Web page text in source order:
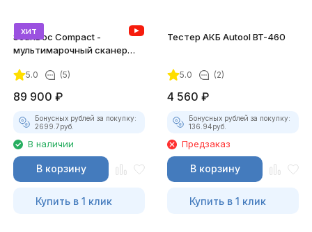
хит
ScanDoc Compact -
мультимарочный сканер
5.0 (5)
89 900 ₽
Бонусных рублей за покупку:
2699.7руб.
В наличии
В корзину
Купить в 1 клик
Тестер АКБ Autool BT-460
5.0 (2)
4 560 ₽
Бонусных рублей за покупку:
136.94руб.
Предзаказ
В корзину
Купить в 1 клик